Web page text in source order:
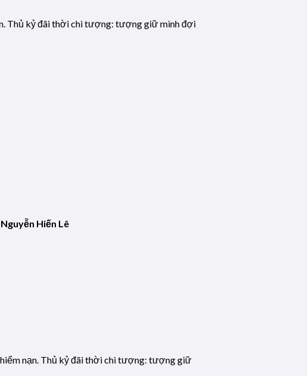
Thủ kỷ đãi thời chi tượng: tượng giữ mình đợi
Hiến Lê
hiểm nạn. Thủ kỷ đãi thời chi tượng: tượng giữ